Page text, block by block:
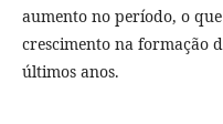
aumento no período, o
crescimento na formação
últimos anos.